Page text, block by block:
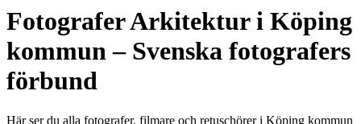
FotograferArkitekturi Köping
kommun– Svenska fotografers
förbund
Här ser du alla fotografer, filmare och retuschörer i Köping kommun